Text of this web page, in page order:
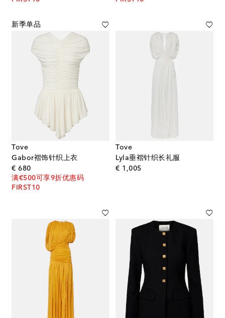
新季单品
Tove
Gabor褶饰针织上衣
€ 680original price
满€500可享9折优惠码
FIRST10
Tove
Lyla垂褶针织长礼服
€ 1,005original price